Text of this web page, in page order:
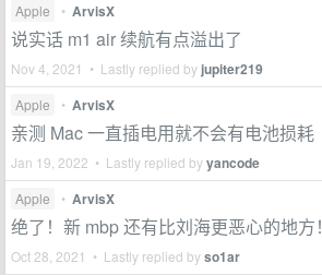
Apple • ArvisX
说实话 m1 air 续航有点溢出了
Nov 4, 2021 • Lastly replied by jupiter219
Apple • ArvisX
亲测 Mac 一直插电用就不会有电池损耗
Jan 19, 2022 • Lastly replied byyancode
Apple • ArvisX
绝了！新 mbp 还有比刘海更恶心的地方！
Oct 28, 2021 • Lastly replied byso1ar